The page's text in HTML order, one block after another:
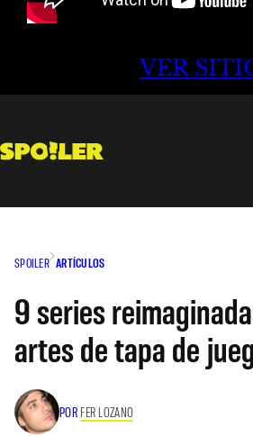
VER
SPOILER ARTÍCULOS
9 series
artes de tapa de
POR FER LOZANO